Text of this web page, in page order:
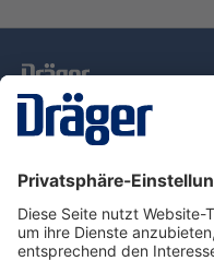
Service-Hotline
Über Dräger
Informationen